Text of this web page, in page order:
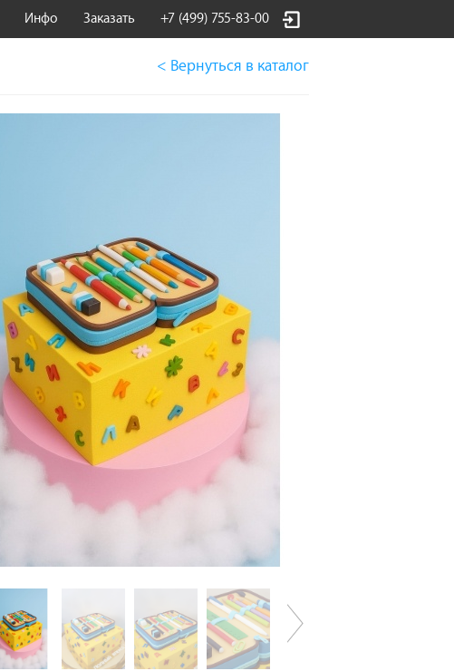
Инфо Заказать +7 (499) 755-83-00
< Вернуться в каталог